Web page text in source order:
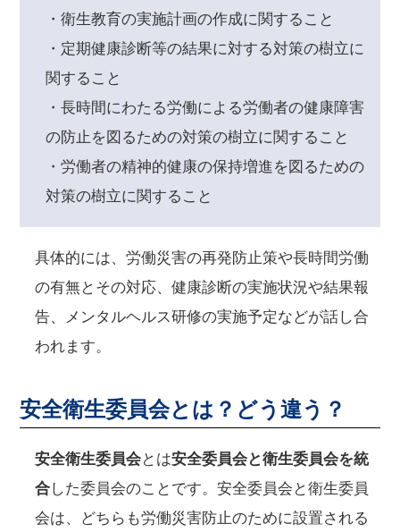
・衛生教育の実施計画の作成に関すること
・定期健康診断等の結果に対する対策の樹立に
関すること
・長時間にわたる労働による労働者の健康障害
の防止を図るための対策の樹立に関すること
・労働者の精神的健康の保持増進を図るための
対策の樹立に関すること
具体的には、労働災害の再発防止策や長時間労働
の有無とその対応、健康診断の実施状況や結果報
告、メンタルヘルス研修の実施予定などが話し合
われます。
安全衛生委員会とは？どう違う？
安全衛生委員会とは安全委員会と衛生委員会を統
合した委員会のことです。安全委員会と衛生委員
会は、どちらも労働災害防止のために設置される